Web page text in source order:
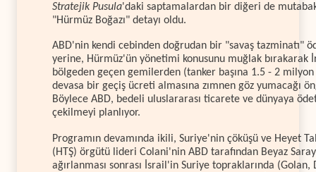
Stratejik Pusula'daki saptamalardan bir diğeri de
"Hürmüz Boğazı" detayı oldu.
ABD'nin kendi cebinden doğrudan bir "savaş tazminatı"
yerine, Hürmüz'ün yönetimi konusunu muğlak bırakarak
bölgeden geçen gemilerden (tanker başına 1.5 - 2
devasa bir geçiş ücreti almasına zımnen göz yumacağı
Böylece ABD, bedeli uluslararası ticarete ve dünyaya
çekilmeyi planlıyor.
Programın devamında ikili, Suriye'nin çöküşü ve Heyet
(HTŞ) örgütü lideri Colani'nin ABD tarafından Beyaz
ağırlanması sonrası İsrail'in Suriye topraklarında (Golan,